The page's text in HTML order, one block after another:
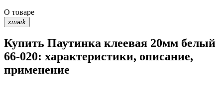
О товаре
xmark
Купить Паутинка клеевая 20мм белый
66-020: характеристики, описание,
применение